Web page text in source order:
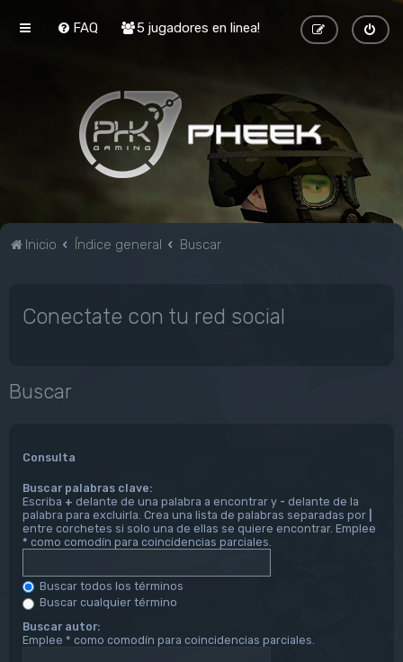
FAQ 5 jugadores en linea!
Inicio Índice general Buscar
Conectate con tu red social
Buscar
Consulta
Buscar palabras clave:
Escriba + delante de una palabra a encontrar y - delante de la
palabra para excluirla. Crea una lista de palabras separadas por
entre corchetes si solo una de ellas se quiere encontrar. Emplee
* como comodín para coincidencias parciales.
Buscar todos los términos
Buscar cualquier término
Buscar autor:
Emplee * como comodín para coincidencias parciales.